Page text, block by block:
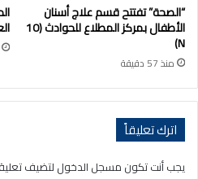
“الصحة” تفتتح قسم علاج أسنان
الأطفال بمركز المطلاع للحوادث (10
N)
منذ 57 دقيقة
اترك تعليقاً
يجب أنت تكون مسجل الدخول لتضيف